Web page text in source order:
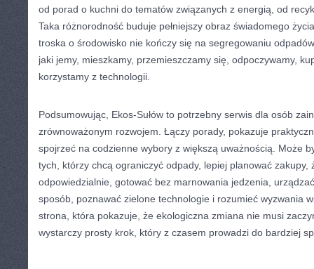
od porad o kuchni do tematów związanych z energią, od
Taka różnorodność buduje pełniejszy obraz świadomego
troska o środowisko nie kończy się na segregowaniu
jaki jemy, mieszkamy, przemieszczamy się, odpoczywamy,
korzystamy z technologii.
Podsumowując, Ekos-Sułów to potrzebny serwis dla osób
zrównoważonym rozwojem. Łączy porady, pokazuje
spojrzeć na codzienne wybory z większą uważnością. Może
tych, którzy chcą ograniczyć odpady, lepiej planować zakupy,
odpowiedzialnie, gotować bez marnowania jedzenia,
sposób, poznawać zielone technologie i rozumieć wyzwania
strona, która pokazuje, że ekologiczna zmiana nie musi
wystarczy prosty krok, który z czasem prowadzi do bardziej